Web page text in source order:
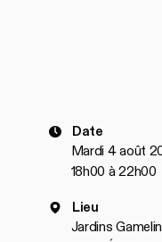
Date
Mardi 4 août
18h00 à 22h00
Lieu
Jardins Gamelin